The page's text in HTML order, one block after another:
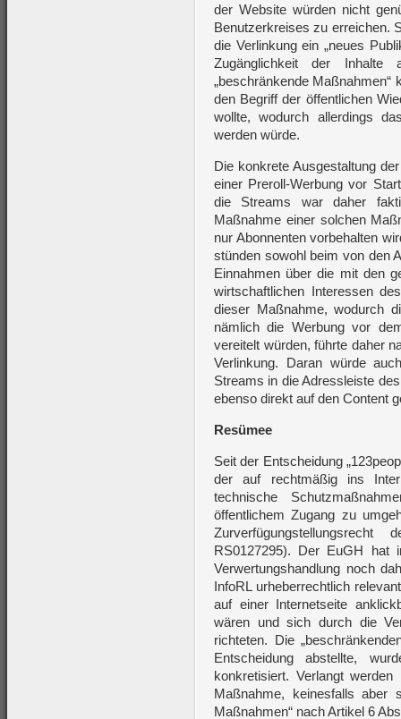
der Website würden nicht
Benutzerkreises zu erreichen.
die Verlinkung ein „neues
Zugänglichkeit der
„beschränkende Maßnahmen“
den Begriff der öffentlichen
wollte, wodurch allerdings
werden würde.
Die konkrete Ausgestaltung
einer Preroll-Werbung vor
die Streams war daher
Maßnahme einer solchen
nur Abonnenten vorbehalten
stünden sowohl beim von den
Einnahmen über die mit den
wirtschaftlichen Interessen
dieser Maßnahme, wodurch
nämlich die Werbung vor
vereitelt würden, führte daher
Verlinkung. Daran würde
Streams in die Adressleiste
ebenso direkt auf den Content
Resümee
Seit der Entscheidung
der auf rechtmäßig ins
technische
öffentlichem Zugang zu
RS0127295). Der EuGH hat
Verwertungshandlung noch
InfoRL urheberrechtlich
auf einer Internetseite
wären und sich durch die
richteten. Die
Entscheidung abstellte,
konkretisiert. Verlangt
Maßnahme, keinesfalls aber
Maßnahmen“ nach Artikel 6